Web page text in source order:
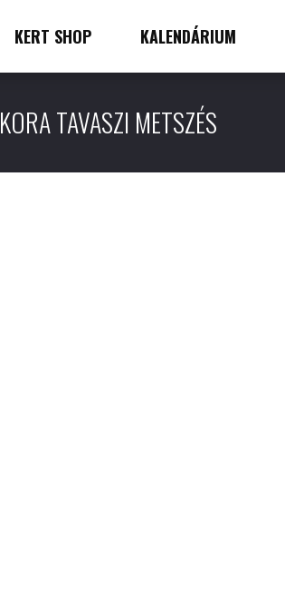
KERT SHOP KALENDÁRIUM
KORA TAVASZI METSZÉS